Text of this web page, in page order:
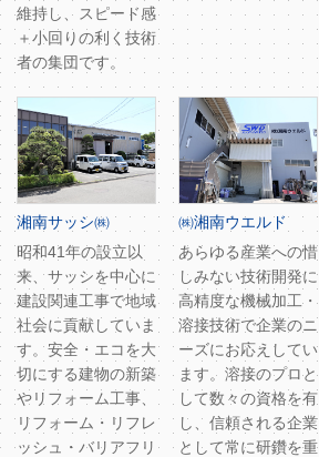
維持し、スピード感
＋小回りの利く技術
者の集団です。
湘南サッシ㈱
昭和41年の設立以
来、サッシを中心に
建設関連工事で地域
社会に貢献していま
す。安全・エコを大
切にする建物の新築
やリフォーム工事、
リフォーム・リフレ
ッシュ・バリアフリ
㈱湘南ウエルド
あらゆる産業への惜
しみない技術開発に
高精度な機械加工・
溶接技術で企業のニ
ーズにお応えしてい
ます。溶接のプロと
して数々の資格を有
し、信頼される企業
として常に研鑽を重